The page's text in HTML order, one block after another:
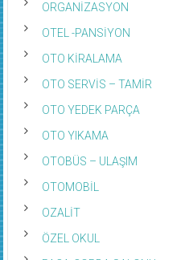
ORGANİZASYON
OTEL -PANSİYON
OTO KİRALAMA
OTO SERVİS – TAMİR
OTO YEDEK PARÇA
OTO YIKAMA
OTOBÜS – ULAŞIM
OTOMOBİL
OZALİT
ÖZEL OKUL